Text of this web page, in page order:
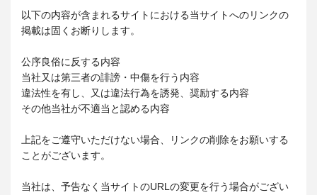
以下の内容が含まれるサイトにおける当サイトへのリンクの
掲載は固くお断りします。
公序良俗に反する内容
当社又は第三者の誹謗・中傷を行う内容
違法性を有し、又は違法行為を誘発、奨励する内容
その他当社が不適当と認める内容
上記をご遵守いただけない場合、リンクの削除をお願いする
ことがございます。
当社は、予告なく当サイトのURLの変更を行う場合がござい